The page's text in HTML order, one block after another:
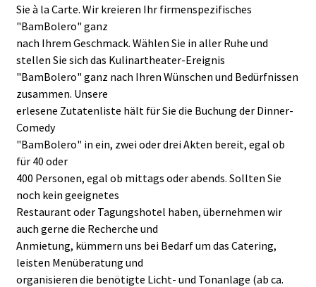
Sie à la Carte. Wir kreieren Ihr firmenspezifisches
"BamBolero" ganz
nach Ihrem Geschmack. Wählen Sie in aller Ruhe und
stellen Sie sich das Kulinartheater-Ereignis
"BamBolero" ganz nach Ihren Wünschen und Bedürfnissen
zusammen. Unsere
erlesene Zutatenliste hält für Sie die Buchung der Dinner-
Comedy
"BamBolero" in ein, zwei oder drei Akten bereit, egal ob
für 40 oder
400 Personen, egal ob mittags oder abends. Sollten Sie
noch kein geeignetes
Restaurant oder Tagungshotel haben, übernehmen wir
auch gerne die Recherche und
Anmietung, kümmern uns bei Bedarf um das Catering,
leisten Menüberatung und
organisieren die benötigte Licht- und Tonanlage (ab ca.